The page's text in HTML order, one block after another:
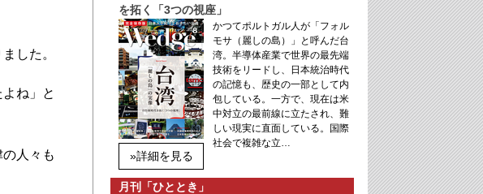
した。
ね」と
人々も
を拓く「3つの視座」
»詳細を見る
かつてポルトガル人が「フォル
モサ（麗しの島）」と呼んだ台
湾。半導体産業で世界の最先端
技術をリードし、日本統治時代
の記憶も、歴史の一部として内
包している。一方で、現在は米
中対立の最前線に立たされ、難
しい現実に直面している。国際
社会で複雑な立…
月刊「ひととき」